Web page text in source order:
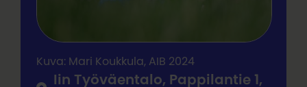
Iin Työväentalo, Pappilantie 1,
Kuva: Mari Koukkula, AIB 2024